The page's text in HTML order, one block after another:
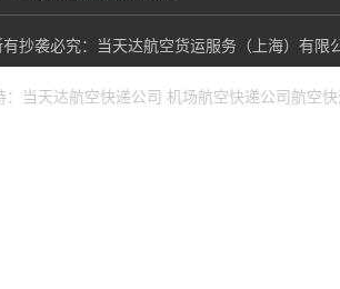
有抄袭必究：当天达航空货运服务（上海）有限
当天达航空快递公司 机场航空快递公司 航空